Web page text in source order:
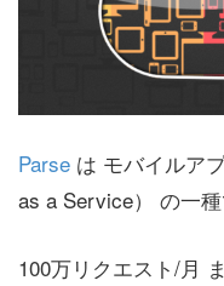
Parse は モバイルア
as a Service） の一種
100万リクエスト/月